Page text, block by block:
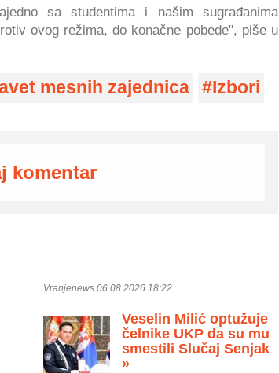
sa studentima i našim sugrađanima
ovog režima, do konačne pobede", piše u
mesnih zajednica Izbori
komentar
Vranjenews 06.08.2026 18:22
Veselin Milić optužuje
čelnike UKP da su mu
smestili Slučaj Senjak
»